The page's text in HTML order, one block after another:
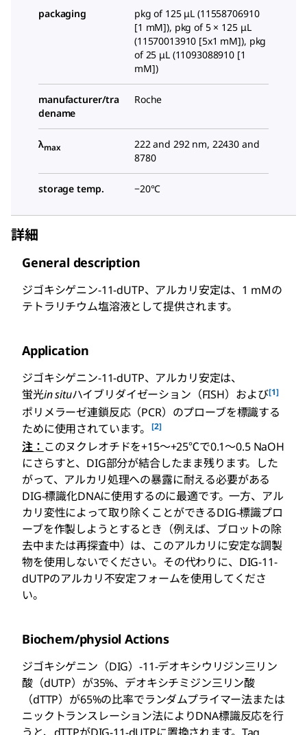
packaging
pkg of 125 μL (11558706910
[1 mM]), pkg of 5 × 125 μL
(11570013910 [5x1 mM]), pkg
of 25 μL (11093088910 [1
mM])
manufacturer/tra
dename
Roche
λmax
222 and 292 nm, 22430 and
8780
storage temp. −20°C
詳細
General description
ジゴキシゲニン-11-dUTP、アルカリ安定は、1 mMの
テトラリチウム塩溶液として提供されます。
Application
ジゴキシゲニン-11-dUTP、アルカリ安定は、
蛍光in situハイブリダイゼーション（FISH）および[1]
ポリメラーゼ連鎖反応（PCR）のプローブを標識する
ために使用されています。
[2]
注： このヌクレオチドを+15～+25℃で0.1～0.5 NaOH
にさらすと、DIG部分が結合したまま残ります。した
がって、アルカリ処理への暴露に耐える必要がある
DIG-標識化DNAに使用するのに最適です。一方、アル
カリ変性によって取り除くことができるDIG-標識プロ
ーブを作製しようとするとき（例えば、ブロットの除
去中または再探査中）は、このアルカリに安定な調製
物を使用しないでください。その代わりに、DIG-11-
dUTPのアルカリ不安定フォームを使用してくださ
い。
Biochem/physiol Actions
ジゴキシゲニン（DIG）-11-デオキシウリジン三リン
酸（dUTP）が35%、デオキシチミジン三リン酸
（dTTP）が65%の比率でランダムプライマー法または
ニックトランスレーション法によりDNA標識反応を行